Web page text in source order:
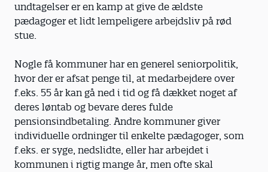
undtagelser er en kamp at give de ældste
pædagoger et lidt lempeligere arbejdsliv på rød
stue.
Nogle få kommuner har en generel seniorpolitik,
hvor der er afsat penge til, at medarbejdere over
f.eks. 55 år kan gå ned i tid og få dækket noget af
deres løntab og bevare deres fulde
pensionsindbetaling. Andre kommuner giver
individuelle ordninger til enkelte pædagoger, som
f.eks. er syge, nedslidte, eller har arbejdet i
kommunen i rigtig mange år, men ofte skal